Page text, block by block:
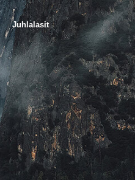
Juhlalasit